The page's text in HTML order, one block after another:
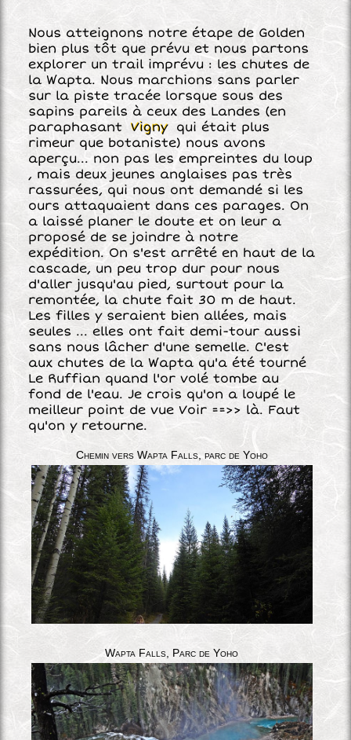
Nous atteignons notre étape de Golden
bien plus tôt que prévu et nous partons
explorer un trail imprévu : les chutes de
la Wapta. Nous marchions sans parler
sur la piste tracée lorsque sous des
sapins pareils à ceux des Landes (en
paraphasant Vigny qui était plus
rimeur que botaniste) nous avons
aperçu... non pas les empreintes du loup
, mais deux jeunes anglaises pas très
rassurées, qui nous ont demandé si les
ours attaquaient dans ces parages. On
a laissé planer le doute et on leur a
proposé de se joindre à notre
expédition. On s'est arrêté en haut de la
cascade, un peu trop dur pour nous
d'aller jusqu'au pied, surtout pour la
remontée, la chute fait 30 m de haut.
Les filles y seraient bien allées, mais
seules ... elles ont fait demi-tour aussi
sans nous lâcher d'une semelle. C'est
aux chutes de la Wapta qu'a été tourné
Le Ruffian quand l'or volé tombe au
fond de l'eau. Je crois qu'on a loupé le
meilleur point de vue Voir ==>> là. Faut
qu'on y retourne.
Chemin vers Wapta Falls, parc de Yoho
Wapta Falls, Parc de Yoho